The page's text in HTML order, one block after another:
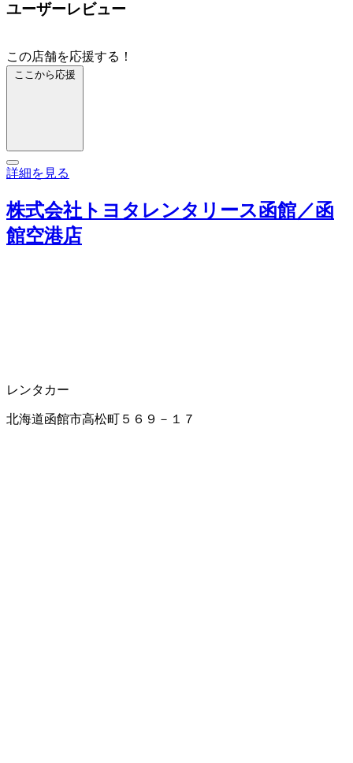
ユーザーレビュー
この店舗を応援する！
ここから応援
詳細を見る
株式会社トヨタレンタリース函館／函
館空港店
レンタカー
北海道函館市高松町５６９－１７